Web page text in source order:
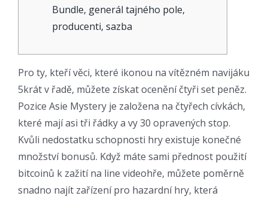
Bundle, generál tajného pole,
producenti, sazba
Pro ty, kteří věci, které ikonou na vítězném navijáku
5krát v řadě, můžete získat ocenění čtyři set peněz.
Pozice Asie Mystery je založena na čtyřech cívkách,
které mají asi tři řádky a vy 30 opravených stop.
Kvůli nedostatku schopnosti hry existuje konečné
množství bonusů. Když máte sami přednost použití
bitcoinů k zažití na line videohře, můžete poměrně
snadno najít zařízení pro hazardní hry, která